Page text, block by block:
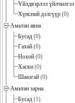
Үйлдвэрлэл үйлчилгээ
Хүнсний дэлгүүр (0)
Амьтан авна
Бусад (0)
Гахай (0)
Нохой (0)
Хаски (0)
Шаазгай (0)
Амьтан зарна
Бусад (1)